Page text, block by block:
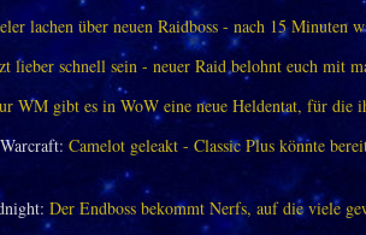
lachen über neuen Raidboss - nach 15 Minuten
lieber schnell sein - neuer Raid belohnt euch mit
WM gibt es in WoW eine neue Heldentat, für die
Camelot geleakt - Classic Plus könnte
Der Endboss bekommt Nerfs, auf die viele